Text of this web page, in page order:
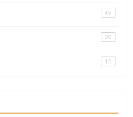
49
28
15